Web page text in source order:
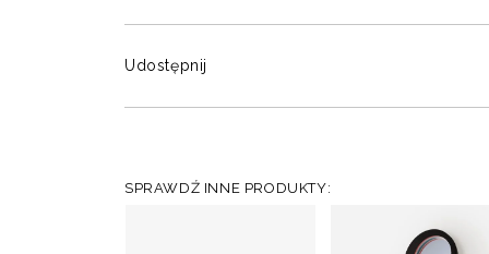
Udostępnij
SPRAWDŹ INNE PRODUKTY: